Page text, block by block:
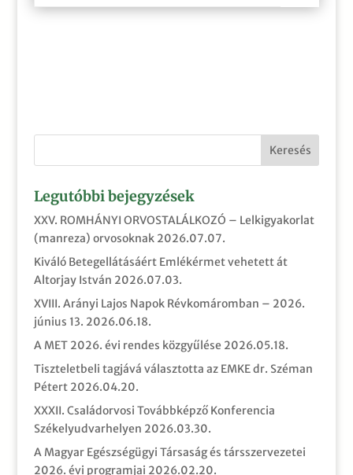
Legutóbbi bejegyzések
XXV. ROMHÁNYI ORVOSTALÁLKOZÓ – Lelkigyakorlat
(manreza) orvosoknak 2026.07.07.
Kiváló Betegellátásáért Emlékérmet vehetett át
Altorjay István 2026.07.03.
XVIII. Arányi Lajos Napok Révkomáromban – 2026.
június 13. 2026.06.18.
A MET 2026. évi rendes közgyűlése 2026.05.18.
Tiszteletbeli tagjává választotta az EMKE dr. Széman
Pétert 2026.04.20.
XXXII. Családorvosi Továbbképző Konferencia
Székelyudvarhelyen 2026.03.30.
A Magyar Egészségügyi Társaság és társszervezetei
2026. évi programjai 2026.02.20.